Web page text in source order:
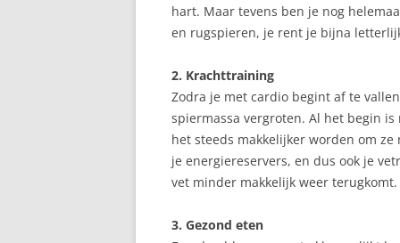
hart. Maar tevens ben je nog
en rugspieren, je rent je bijna
2. Krachttraining
Zodra je met cardio begint af te
spiermassa vergroten. Al het begin
het steeds makkelijker worden om
je energiereservers, en dus ook je
vet minder makkelijk weer terugkomt.
3. Gezond eten